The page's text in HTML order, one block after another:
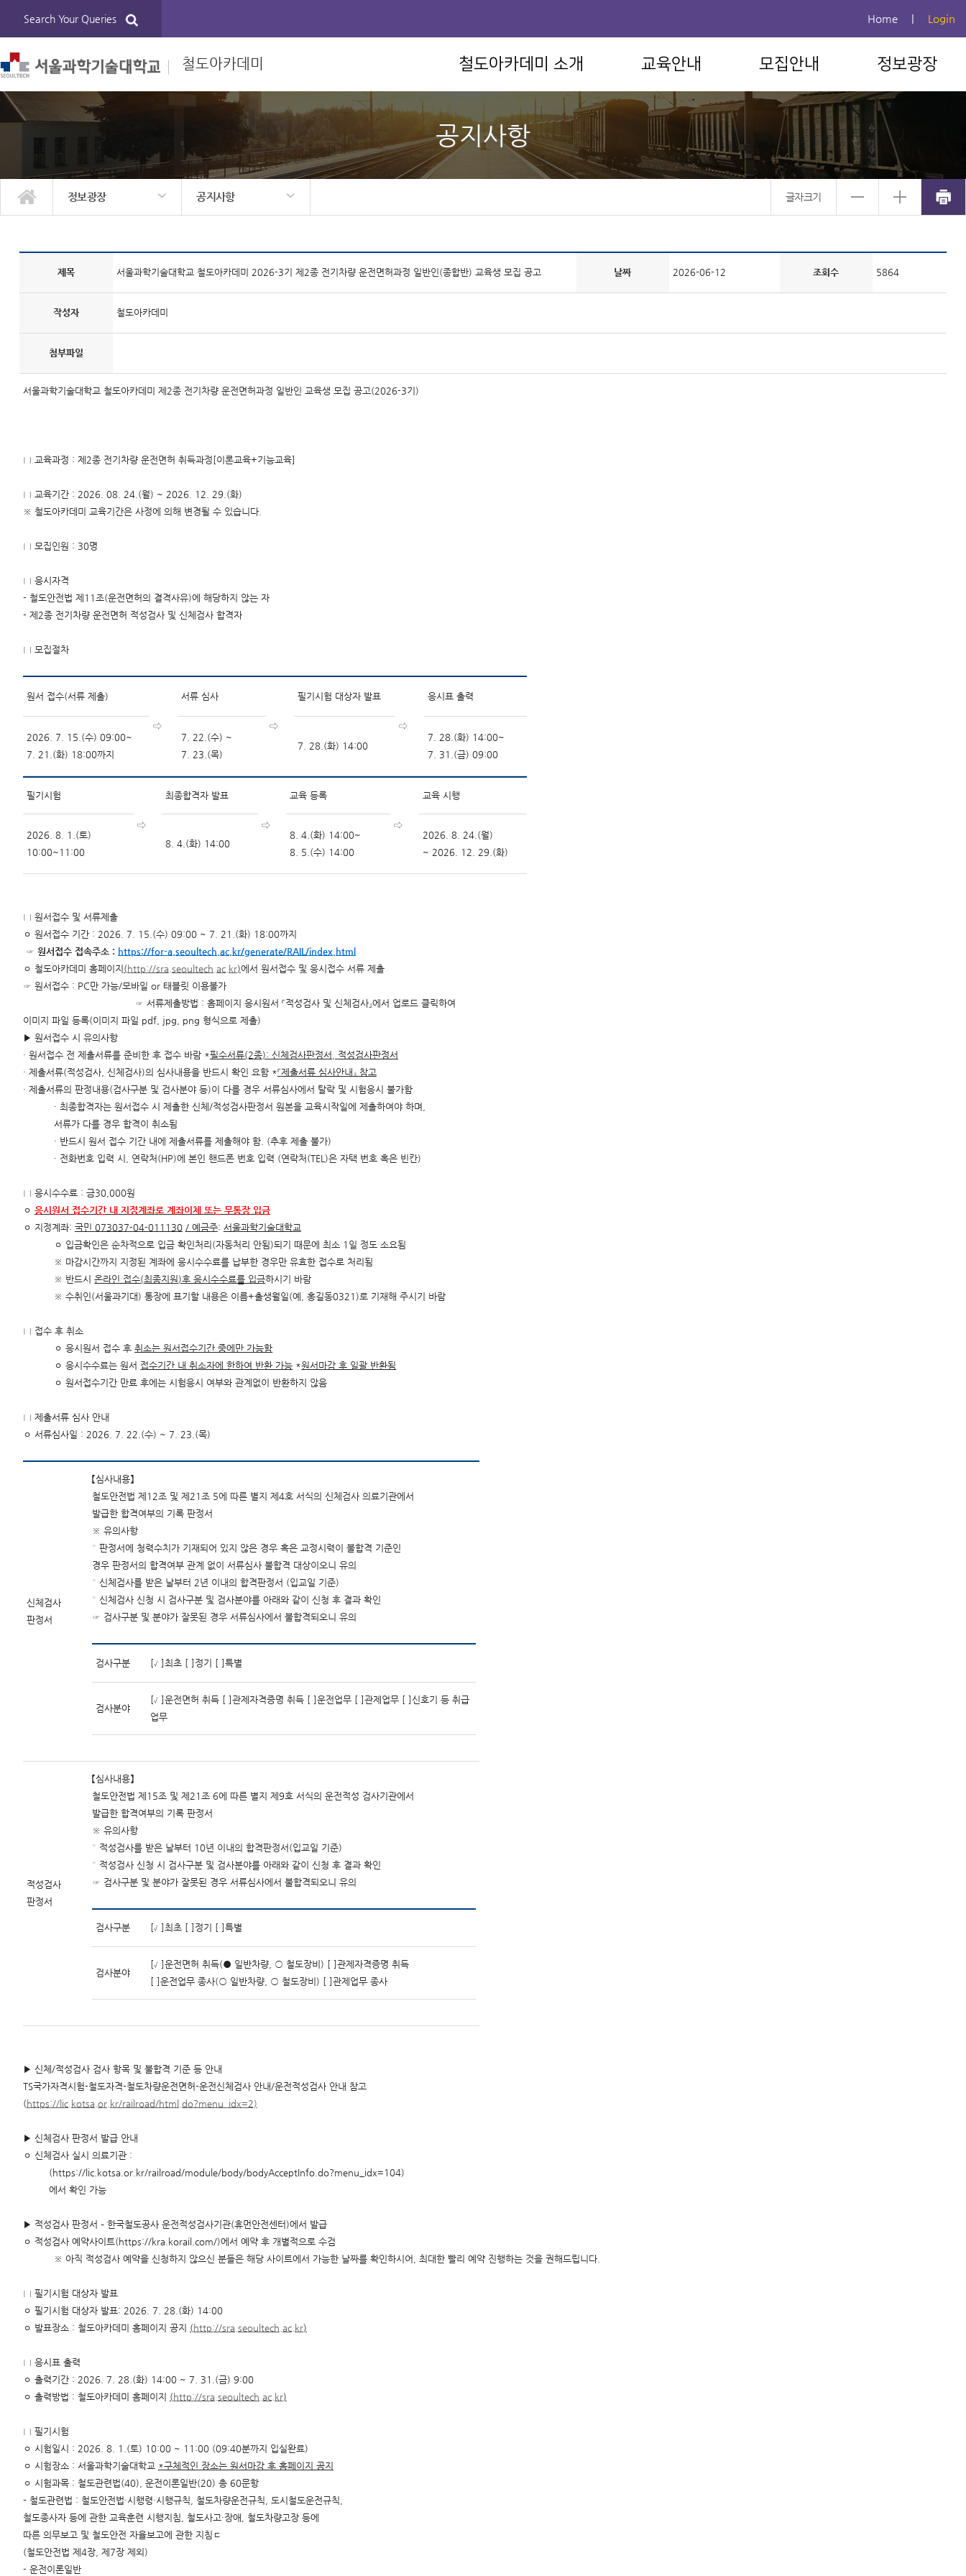
Search Your Queries Home | Login
철도아카데미 철도아카데미 소개 교육안내 모집안내 정보광장
공지사항
정보광장
관리자
철도아카데미 소개
교육안내
모집안내
정보광장
공지사항
공지사항
자유게시판
정보자료실
글자크기
제목 서울과학기술대학교 철도아카데미 2026-3기 제2종 전기차량 운전면허과정 일반인(종합반) 교육생 모집 공고 날짜 2026-06-12 조회수 5864
작성자 철도아카데미
첨부파일
서울과학기술대학교 철도아카데미 제2종 전기차량 운전면허과정 일반인 교육생 모집 공고(2026-3기)
□ 교육과정 : 제2종 전기차량 운전면허 취득과정[이론교육+기능교육]
□ 교육기간 : 2026. 08. 24.(월) ~ 2026. 12. 29.(화)
※ 철도아카데미 교육기간은 사정에 의해 변경될 수 있습니다.
□ 모집인원 : 30명
□ 응시자격
- 철도안전법 제11조(운전면허의 결격사유)에 해당하지 않는 자
- 제2종 전기차량 운전면허 적성검사 및 신체검사 합격자
□ 모집절차
원서 접수(서류 제출)
⇨
서류 심사
⇨
필기시험 대상자 발표
⇨
응시표 출력
2026. 7. 15.(수) 09:00~
7. 21.(화) 18:00까지
7. 22.(수) ~
7. 23.(목)
7. 28.(화) 14:00
7. 28.(화) 14:00~
7. 31.(금) 09:00
필기시험
⇨
최종합격자 발표
⇨
교육 등록
⇨
교육 시행
2026. 8. 1.(토)
10:00~11:00
8. 4.(화) 14:00
8. 4.(화) 14:00~
8. 5.(수) 14:00
2026. 8. 24.(월)
~ 2026. 12. 29.(화)
□ 원서접수 및 서류제출
ㅇ 원서접수 기간 : 2026. 7. 15.(수) 09:00 ~ 7. 21.(화) 18:00까지
☞ 원서접수 접속주소 : https://for-a.seoultech.ac.kr/generate/RAIL/index.html
ㅇ 철도아카데미 홈페이지 (http://sra.seoultech.ac.kr)에서 원서접수 및 응시접수 서류 제출
☞ 원서접수 : PC만 가능/모바일 or 태블릿 이용불가
☞ 서류제출방법 : 홈페이지 응시원서 『적성검사 및 신체검사』에서 업로드 클릭하여
이미지 파일 등록(이미지 파일 pdf, jpg, png 형식으로 제출)
▶ 원서접수 시 유의사항
· 원서접수 전 제출서류를 준비한 후 접수 바람 *필수서류(2종): 신체검사판정서
적성검사판정서
· 제출서류(적성검사, 신체검사)의 심사내용을 반드시 확인 요함 *『제출서류 심사안내 』 참고
· 제출서류의 판정내용(검사구분 및 검사분야 등)이 다를 경우 서류심사에서 탈락 및 시험응시 불가함
· 최종합격자는 원서접수 시 제출한 신체/적성검사판정서 원본을 교육시작일에 제출하여야 하며,
서류가 다를 경우 합격이 취소됨
· 반드시 원서 접수 기간 내에 제출서류를 제출해야 함. (추후 제출 불가)
· 전화번호 입력 시, 연락처(HP)에 본인 핸드폰 번호 입력 (연락처(TEL)은 자택 번호 혹은 빈칸)
□ 응시수수료 : 금30,000원
ㅇ 응시원서 접수기간 내 지정계좌로 계좌이체 또는 무통장 입금
ㅇ 지정계좌: 국민 073037-04-011130 / 예금주: 서울과학기술대학교
ㅇ 입금확인은 순차적으로 입금 확인처리(자동처리 안됨)되기 때문에 최소 1일 정도 소요됨
※ 마감시간까지 지정된 계좌에 응시수수료를 납부한 경우만 유효한 접수로 처리됨
※ 반드시온라인 접수(최종지원)후 응시수수료를 입금하시기 바람
※ 수취인(서울과기대) 통장에 표기할 내용은 이름+출생월일(예, 홍길동0321)로 기재해 주시기 바람
□ 접수 후 취소
ㅇ 응시원서 접수 후취소는 원서접수기간 중에만 가능함
ㅇ 응시수수료는 원서 접수기간 내 취소자에 한하여 반환 가능 *원서마감 후 일괄 반환됨
ㅇ 원서접수기간 만료 후에는 시험응시 여부와 관계없이 반환하지 않음
□ 제출서류 심사 안내
ㅇ 서류심사일 : 2026. 7. 22.(수) ~ 7. 23.(목)
신체검사
판정서
【심사내용】
철도안전법 제12조 및 제21조 5에 따른 별지 제4호 서식의 신체검사 의료기관에서
발급한 합격여부의 기록 판정서
※ 유의사항
° 판정서에 청력수치가 기재되어 있지 않은 경우 혹은 교정시력이 불합격 기준인
경우 판정서의 합격여부 관계 없이 서류심사 불합격 대상이오니 유의
° 신체검사를 받은 날부터 2년 이내의 합격판정서 (입교일 기준)
° 신체검사 신청 시 검사구분 및 검사분야를 아래와 같이 신청 후 결과 확인
☞ 검사구분 및 분야가 잘못된 경우 서류심사에서 불합격되오니 유의
검사구분 [√]최초 [ ]정기 [ ]특별
검사분야
[√]운전면허 취득 [ ]관제자격증명 취득 [ ]운전업무 [ ]관제업무 [ ]신호기 등 취급
업무
적성검사
판정서
【심사내용】
철도안전법 제15조 및 제21조 6에 따른 별지 제9호 서식의 운전적성 검사기관에서
발급한 합격여부의 기록 판정서
※ 유의사항
° 적성검사를 받은 날부터 10년 이내의 합격판정서(입교일 기준)
° 적성검사 신청 시 검사구분 및 검사분야를 아래와 같이 신청 후 결과 확인
☞ 검사구분 및 분야가 잘못된 경우 서류심사에서 불합격되오니 유의
검사구분 [√]최초 [ ]정기 [ ]특별
검사분야
[√]운전면허 취득(● 일반차량, ○ 철도장비) [ ]관제자격증명 취득
[ ]운전업무 종사(○ 일반차량, ○ 철도장비) [ ]관제업무 종사
▶ 신체/적성검사 검사 항목 및 불합격 기준 등 안내
TS국가자격시험-철도자격-철도차량운전면허-운전신체검사 안내/운전적성검사 안내 참고
(https://lic.kotsa.or.kr/railroad/html.do?menu_idx=2)
▶ 신체검사 판정서 발급 안내
ㅇ 신체검사 실시 의료기관 :
(https://lic.kotsa.or.kr/railroad/module/body/bodyAcceptInfo.do?menu_idx=104)
에서 확인 가능
▶ 적성검사 판정서 – 한국철도공사 운전적성검사기관(휴먼안전센터)에서 발급
ㅇ 적성검사 예약사이트(https://kra.korail.com/)에서 예약 후 개별적으로 수검
※ 아직 적성검사 예약을 신청하지 않으신 분들은 해당 사이트에서 가능한 날짜를 확인하시어, 최대한 빨리 예약 진행하는 것을 권해드립니다.
□ 필기시험 대상자 발표
ㅇ 필기시험 대상자 발표: 2026. 7. 28.(화) 14:00
ㅇ 발표장소 : 철도아카데미 홈페이지 공지 (http://sra.seoultech.ac.kr)
□ 응시표 출력
ㅇ 출력기간 : 2026. 7. 28.(화) 14:00 ~ 7. 31.(금) 9:00
ㅇ 출력방법 : 철도아카데미 홈페이지 (http://sra.seoultech.ac.kr)
□ 필기시험
ㅇ 시험일시 : 2026. 8. 1.(토) 10:00 ~ 11:00 (09:40분까지 입실완료)
ㅇ 시험장소 : 서울과학기술대학교 *구체적인 장소는 원서마감 후 홈페이지 공지
ㅇ 시험과목 : 철도관련법(40), 운전이론일반(20) 총 60문항
- 철도관련법 : 철도안전법·시행령·시행규칙, 철도차량운전규칙, 도시철도운전규칙,
철도종사자 등에 관한 교육훈련 시행지침, 철도사고·장애, 철도차량고장 등에
따른 의무보고 및 철도안전 자율보고에 관한 지침ㄷ
(철도안전법 제4장, 제7장 제외)
- 운전이론일반